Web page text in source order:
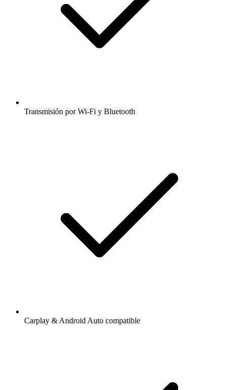
Transmisión por Wi-Fi y Bluetooth
Carplay & Android Auto compatible